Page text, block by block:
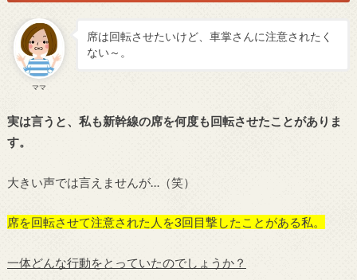
ママ
席は回転させたいけど、車掌さんに注意されたく
ない～。
実は言うと、私も新幹線の席を何度も回転させたことがありま
す。
大きい声では言えませんが…（笑）
席を回転させて注意された人を3回目撃したことがある私。
一体どんな行動をとっていたのでしょうか？